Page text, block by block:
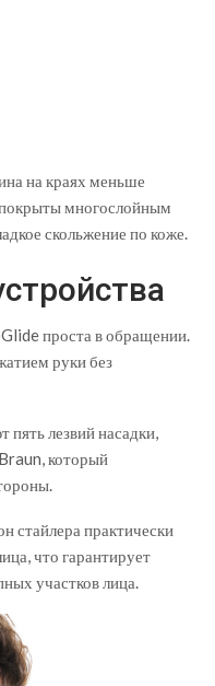
на краях меньше
многослойным
скольжение по коже.
проста в обращении.
руки без
пять лезвий насадки,
который
стайлера практически
что гарантирует
участков лица.